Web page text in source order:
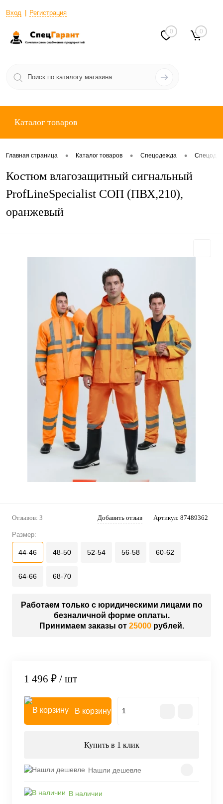
Вход Регистрация
0 0
Каталог товаров
Главная страница • Каталог товаров • Спецодежда •
Костюм влагозащитный сигнальный
ProfLineSpecialist СОП (ПВХ,210),
оранжевый
Отзывов: 3 Добавить отзыв Артикул: 87489362
Размер:
44-46 48-50 52-54 56-58 60-62
64-66 68-70
Работаем только с юридическими лицами по
безналичной форме оплаты.
Принимаем заказы от 25000рублей.
1 496 ₽ / шт
В корзину
Купить в 1 клик
Нашли дешевле
В наличии